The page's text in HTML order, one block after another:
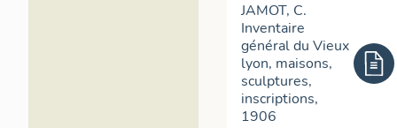
JAMOT, C.
Inventaire
général du Vieux
lyon, maisons,
sculptures,
inscriptions,
1906